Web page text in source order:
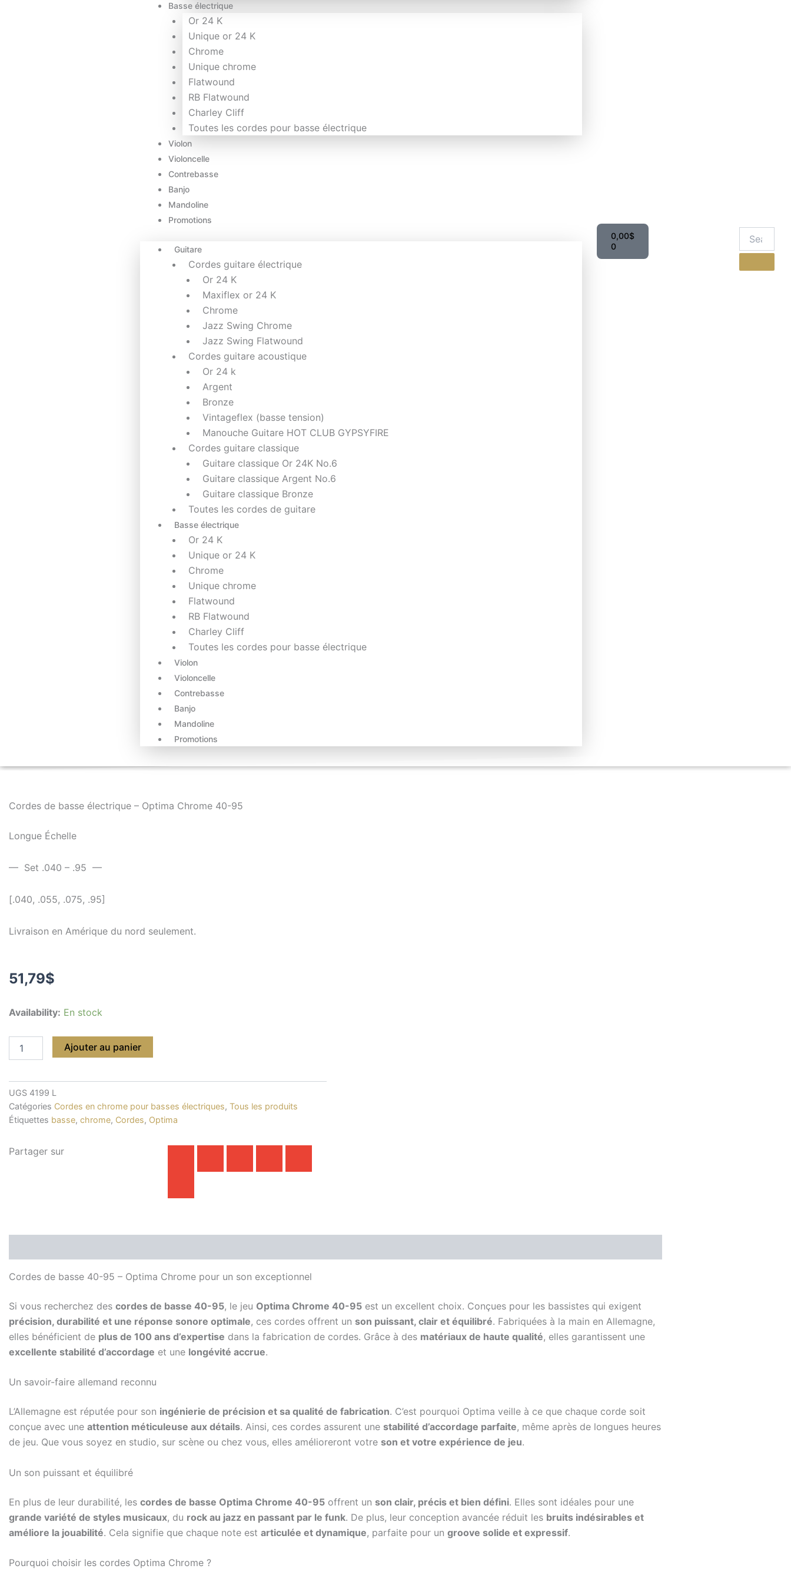
Basse électrique
Or 24 K
Unique or 24 K
Chrome
Unique chrome
Flatwound
RB Flatwound
Charley Cliff
Toutes les cordes pour basse électrique
Violon
Violoncelle
Contrebasse
Banjo
Mandoline
Promotions
Guitare
Cordes guitare électrique
Or 24 K
Maxiflex or 24 K
Chrome
Jazz Swing Chrome
Jazz Swing Flatwound
Cordes guitare acoustique
Or 24 k
Argent
Bronze
Vintageflex (basse tension)
Manouche Guitare HOT CLUB GYPSYFIRE
Cordes guitare classique
Guitare classique Or 24K No.6
Guitare classique Argent No.6
Guitare classique Bronze
Toutes les cordes de guitare
Basse électrique
Or 24 K
Unique or 24 K
Chrome
Unique chrome
Flatwound
RB Flatwound
Charley Cliff
Toutes les cordes pour basse électrique
Violon
Violoncelle
Contrebasse
Banjo
Mandoline
Promotions
0,00$
0
Cordes de basse électrique – Optima Chrome 40-95
Longue Échelle
— Set .040 – .95 —
[.040, .055, .075, .95]
Livraison en Amérique du nord seulement.
51,79$
Availability: En stock
quantité
-
Optima
Chrome
40-
Ajouter au panier
UGS 4199 L
Catégories Cordes en chrome pour basses électriques, Tous les produits
Étiquettes basse, chrome, Cordes, Optima
Partager sur
Cordes de basse 40-95 – Optima Chrome pour un son exceptionnel
Si vous recherchez des cordes de basse 40-95, le jeu Optima Chrome 40-95 est un excellent choix. Conçues pour les bassistes qui exigent
précision, durabilité et une réponse sonore optimale, ces cordes offrent un son puissant, clair et équilibré. Fabriquées à la main en Allemagne,
elles bénéficient de plus de 100 ans d’expertise dans la fabrication de cordes. Grâce à des matériaux de haute qualité, elles garantissent une
excellente stabilité d’accordage et une longévité accrue.
Un savoir-faire allemand reconnu
L’Allemagne est réputée pour son ingénierie de précision et sa qualité de fabrication. C’est pourquoi Optima veille à ce que chaque corde soit
conçue avec une attention méticuleuse aux détails. Ainsi, ces cordes assurent une stabilité d’accordage parfaite, même après de longues heures
de jeu. Que vous soyez en studio, sur scène ou chez vous, elles amélioreront votre son et votre expérience de jeu.
Un son puissant et équilibré
En plus de leur durabilité, les cordes de basse Optima Chrome 40-95 offrent un son clair, précis et bien défini. Elles sont idéales pour une
grande variété de styles musicaux, du rock au jazz en passant par le funk. De plus, leur conception avancée réduit les bruits indésirables et
améliore la jouabilité. Cela signifie que chaque note est articulée et dynamique, parfaite pour un groove solide et expressif.
Pourquoi choisir les cordes Optima Chrome ?